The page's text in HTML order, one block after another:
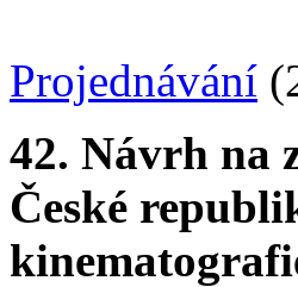
Projednávání
42. Návrh na
České